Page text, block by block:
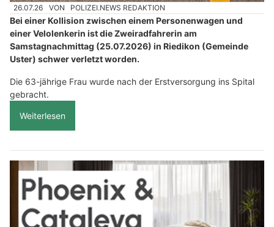
26.07.26 VON POLIZEI.NEWS REDAKTION
Bei einer Kollision zwischen einem Personenwagen und
einer Velolenkerin ist die Zweiradfahrerin am
Samstagnachmittag (25.07.2026) in Riedikon (Gemeinde
Uster) schwer verletzt worden.
Die 63-jährige Frau wurde nach der Erstversorgung ins Spital
gebracht.
Weiterlesen